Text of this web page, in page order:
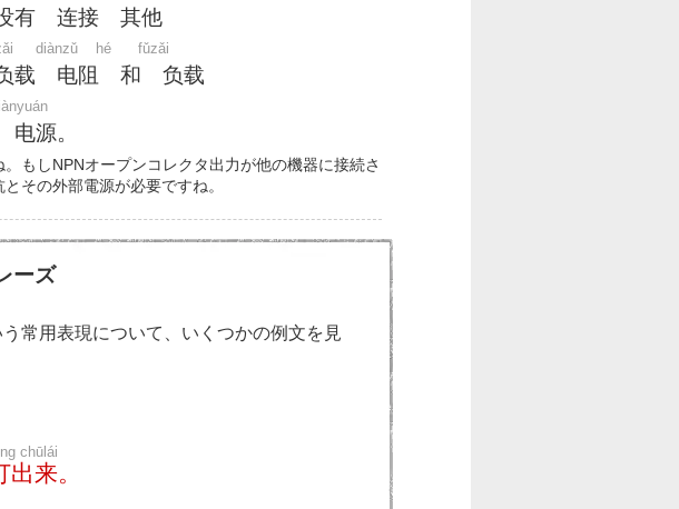
有 连接 其他
diànzǔ    hé      fǔzǎi
载 电阻 和 负载
源。
もしNPNオープンコレクタ出力が他の機器に接続さ
その外部電源が必要ですね。
ーズ
う常用表現について、いくつかの例文を見
出来
chūlái
。